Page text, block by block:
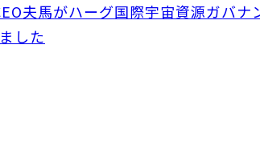
夫馬がハーグ国際宇宙資源ガバナ
した